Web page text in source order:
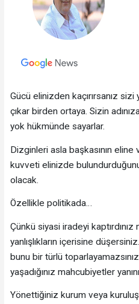
Gücü elinizden kaçırırsanız
çıkar birden ortaya. Sizin
yok hükmünde sayarlar.
Dizginleri asla başkasının
kuvveti elinizde
olacak.
Özellikle politikada…
Çünkü siyasi iradeyi kaptırdınız
yanlışlıkların içerisine
bunu bir türlü
yaşadığınız mahcubiyetler
Yönettiğiniz kurum veya